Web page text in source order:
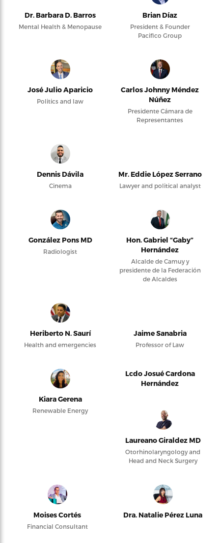
Dr. Barbara D. Barros
Mental Health & Menopause
Brian Díaz
President & Founder
Pacifico Group
José Julio Aparicio
Politics and law
Carlos Johnny Méndez
Núñez
Presidente Cámara de
Representantes
Dennis Dávila
Cinema
Mr. Eddie López Serrano
Lawyer and political analyst
González Pons MD
Radiologist
Hon. Gabriel “Gaby”
Hernández
Alcalde de Camuy y
presidente de la Federación
de Alcaldes
Heriberto N. Saurí
Health and emergencies
Jaime Sanabria
Professor of Law
Kiara Gerena
Renewable Energy
Lcdo Josué Cardona
Hernández
Laureano Giraldez MD
Otorhinolaryngology and
Head and Neck Surgery
Moises Cortés
Financial Consultant
Dra. Natalie Pérez Luna